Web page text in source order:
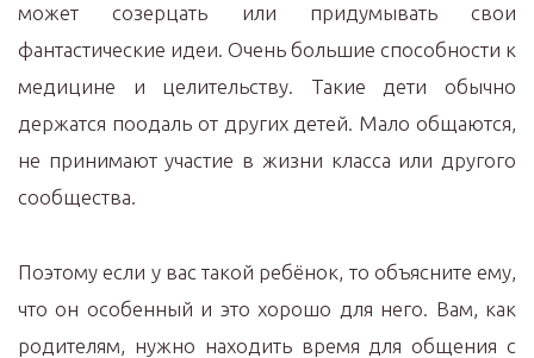
может созерцать или придумывать свои
фантастические идеи. Очень большие способности к
медицине и целительству. Такие дети обычно
держатся поодаль от других детей. Мало общаются,
не принимают участие в жизни класса или другого
сообщества.
Поэтому если у вас такой ребёнок, то объясните ему,
что он особенный и это хорошо для него. Вам, как
родителям, нужно находить время для общения с